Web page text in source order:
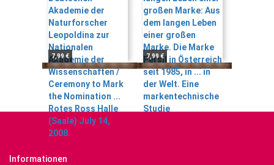
7,99 € 7,99 €
Informationen